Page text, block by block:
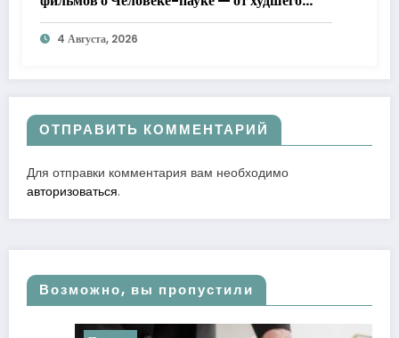
к лучшему
4 Августа, 2026
ОТПРАВИТЬ КОММЕНТАРИЙ
Для отправки комментария вам необходимо
авторизоваться.
Возможно, вы пропустили